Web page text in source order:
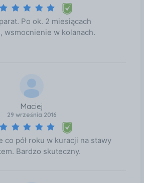
Po ok. 2 miesiącach
wsmocnienie w kolanach.
Maciej
29 września 2016
co pół roku w kuracji na stawy
Bardzo skuteczny.